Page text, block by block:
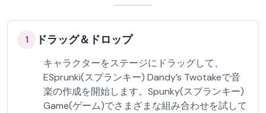
1 ドラッグ＆ドロップ
キャラクターをステージにドラッグして、
ESprunki(スプランキー) Dandy’s Twotakeで音
楽の作成を開始します。Spunky(スプランキー)
Game(ゲーム)でさまざまな組み合わせを試して